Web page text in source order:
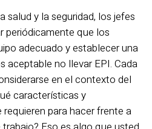
salud y la seguridad, los jefes
periódicamente que los
adecuado y establecer una
aceptable no llevar EPI. Cada
en el contexto del
características y
para hacer frente a